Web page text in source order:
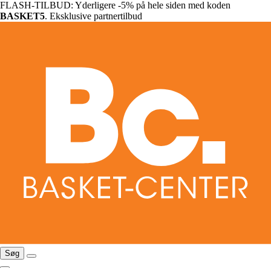
FLASH-TILBUD: Yderligere -5% på hele siden med koden
BASKET5. Eksklusive partnertilbud
Søg